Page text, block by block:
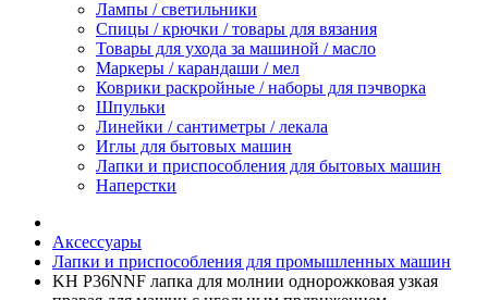
Лампы / светильники
Спицы / крючки / товары для вязания
Товары для ухода за машиной / масло
Маркеры / карандаши / мел
Коврики раскройные / наборы для пэчворка
Шпульки
Линейки / сантиметры / лекала
Иглы для бытовых машин
Лапки и приспособления для бытовых машин
Наперстки
Аксессуары
Лапки и приспособления для промышленных машин
KH P36NNF лапка для молнии однорожковая узкая